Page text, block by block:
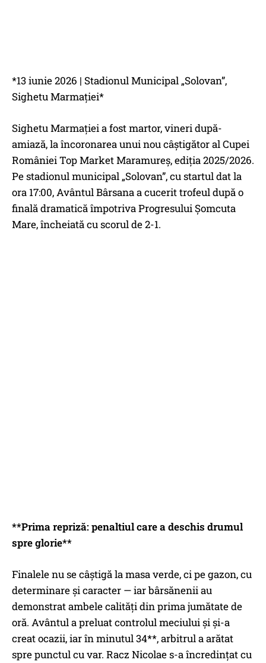
*13 iunie 2026 | Stadionul Municipal „Solovan”,
Sighetu Marmației*
Sighetu Marmației a fost martor, vineri după-
amiază, la încoronarea unui nou câștigător al Cupei
României Top Market Maramureș, ediția 2025/2026.
Pe stadionul municipal „Solovan”, cu startul dat la
ora 17:00, Avântul Bârsana a cucerit trofeul după o
finală dramatică împotriva Progresului Șomcuta
Mare, încheiată cu scorul de 2-1.
**Prima repriză: penaltiul care a deschis drumul
spre glorie**
Finalele nu se câștigă la masa verde, ci pe gazon, cu
determinare și caracter — iar bârsănenii au
demonstrat ambele calități din prima jumătate de
oră. Avântul a preluat controlul meciului și și-a
creat ocazii, iar în minutul 34**, arbitrul a arătat
spre punctul cu var. Racz Nicolae s-a încredințat cu